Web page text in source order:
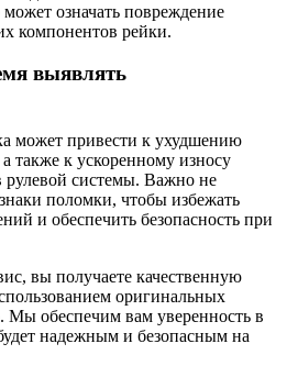
может означать повреждение
компонентов рейки.
выявлять
может привести к ухудшению
также к ускоренному износу
рулевой системы. Важно не
поломки, чтобы избежать
и обеспечить безопасность при
вы получаете качественную
оригинальных
Мы обеспечим вам уверенность в
надежным и безопасным на